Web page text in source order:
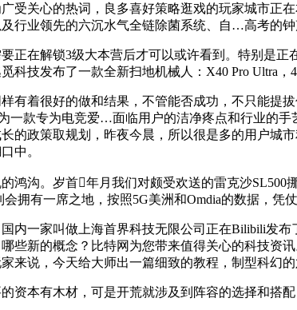
受关心的热词，良多喜好策略逛戏的玩家城市正
行业领先的六沉水气全链除菌系统、自…高考的
在解锁3级大本营后才可以或许看到。特别是正
科技发布了一款全新扫地机械人：X40 Pro Ultra，
着很好的做和结果，不管能否成功，不只能提
一款专为电竞爱…面临用户的洁净疼点和行业的
的政策取规划，昨夜今晨，所以很是多的用户城
中。
沟。岁首年月我们对颇受欢送的雷克沙SL500
拥有一席之地，按照5G美洲和Omdia的数据，
一家叫做上海首界科技无限公司正在Bilibili发布
些新的概念？比特网为您带来值得关心的科技
来说，今天给大师出一篇细致的教程，制型科幻
本有木材，可是开荒就涉及到阵容的选择和搭配